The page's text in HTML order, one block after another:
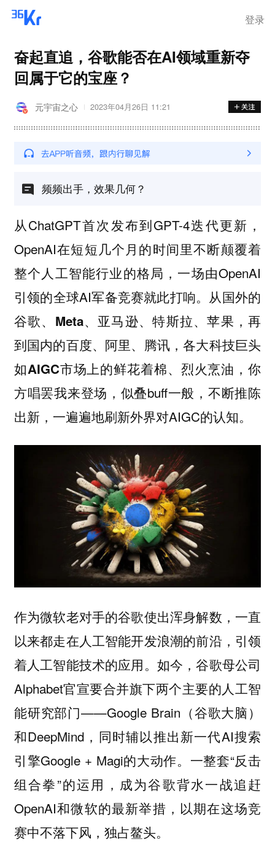
登录
奋起直追，谷歌能否在AI领域重新夺
回属于它的宝座？
元宇宙之心 2023年04月26日 11:21
频频出手，效果几何？
从ChatGPT首次发布到GPT-4迭代更新，
OpenAI在短短几个月的时间里不断颠覆着
整个人工智能行业的格局，一场由OpenAI
引领的全球AI军备竞赛就此打响。 从国外的
谷歌、Meta、亚马逊、特斯拉、苹果，再
到国内的百度、阿里、腾讯，各大科技巨头
如AIGC市场上的鲜花着棉、烈火烹油 ，你
方唱罢我来登场，似叠buff一般，不断推陈
出新，一遍遍地刷新外界对AIGC的认知。
作为微软老对手的谷歌使出浑身解数，一直
以来都走在人工智能开发浪潮的前沿，引领
着人工智能技术的应用。如今，谷歌母公司
Alphabet官宣要合并旗下两个主要的人工智
能研究部门——Google Brain（谷歌大脑）
和DeepMind，同时辅以推出新一代AI搜索
引擎Google + Magi的大动作。一整套“反击
组合拳”的运用，成为谷歌背水一战追赶
OpenAI和微软的最新举措，以期在这场竞
赛中不落下风，独占鳌头。